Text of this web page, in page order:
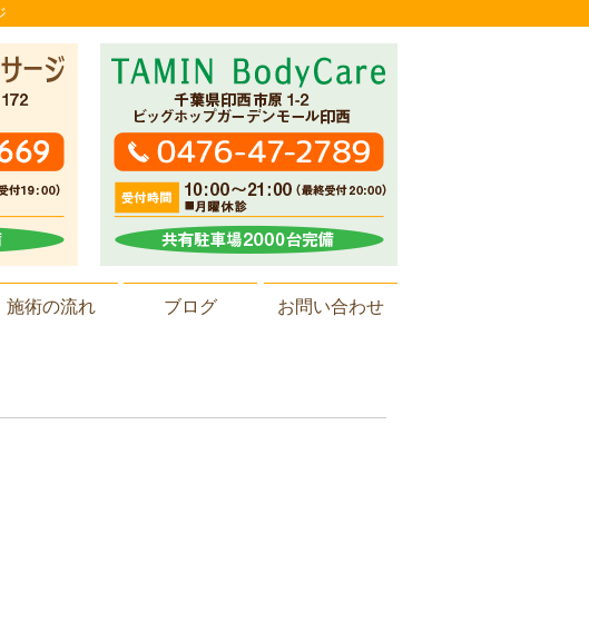
施術の流れ ブログ お問い合わせ